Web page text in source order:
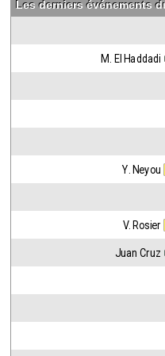
Les derniers événements
M. El Haddadi
Y. Neyou
V. Rosier
Juan Cruz